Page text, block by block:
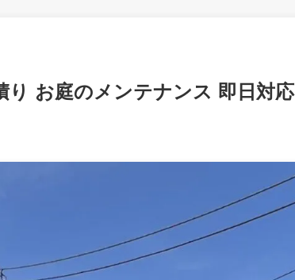
り お庭のメンテナンス 即日対応